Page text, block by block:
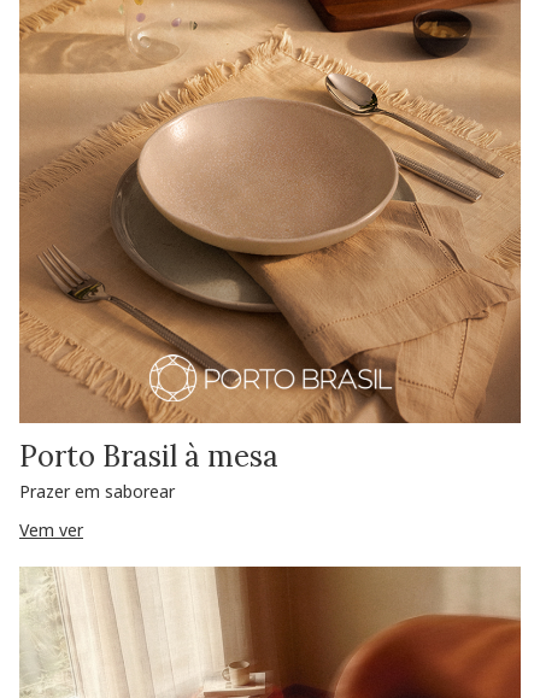
Porto Brasil à mesa
Prazer em saborear
Vem ver